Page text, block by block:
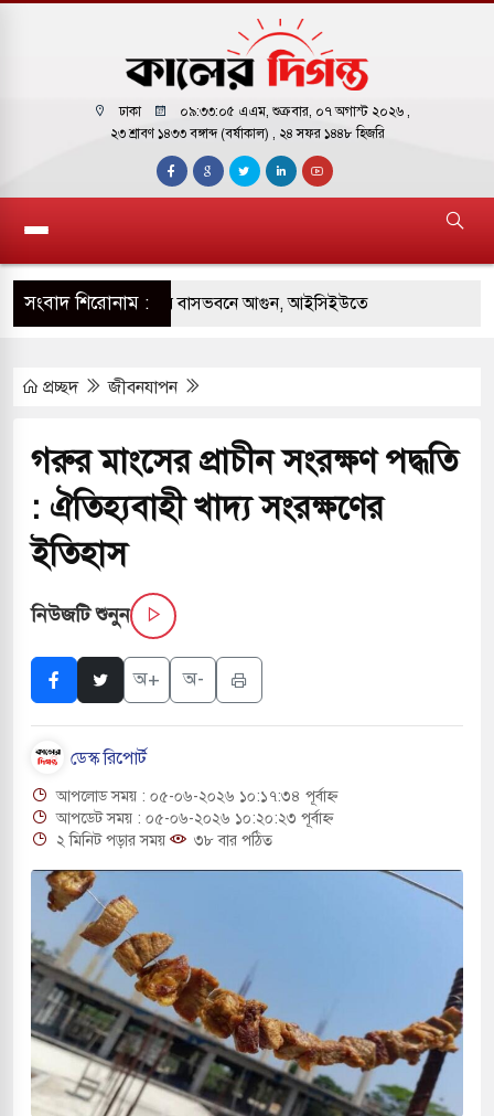
ঢাকা ০৯:৩৩:০৬ এএম, শুক্রবার, ০৭ অগাস্ট ২০২৬ ,
২৩ শ্রাবণ ১৪৩৩ বঙ্গাব্দ (বর্ষাকাল) , ২৪ সফর ১৪৪৮ হিজরি
সংবাদ শিরোনাম :
হাইকমিশনারের বাসভবনে আগুন, আইসিইউতে
হয়ে আসছে ‘স্পেশাল রেসপন্স ব্যাটালিয়ন
মুখোমুখি সংঘর্ষে ৯ জন নিহত
৬ শ্রমিক নিহত, আহত ১৫
গুলিতে শিক্ষক নিহত, হামলাকারীর আত্মহত্যা
মধ্যপ্রাচ্যে ব্ল্যাকআউটের কঠোর হুঁশিয়ারি ইরানের
নিরাপত্তা তল্লাশিতে ছাড় দেওয়া হবে না:
দক্ষিণ কোরিয়ার বন্দি ২৫ শতাংশ বেড়েছে
থাকুক বা না থাকুক, ইরানে একক সামরিক পদক্ষেপের
জুমার বয়ান ও নামাজ পড়াবেন দেওবন্দের
ছাড়লেন জনপ্রিয় ভারতীয় সাংবাদিক ময়ূখ রঞ্জন
প্রচ্ছদ জীবনযাপন
গরুর মাংসের প্রাচীন সংরক্ষণ পদ্ধতি
: ঐতিহ্যবাহী খাদ্য সংরক্ষণের
ইতিহাস
নিউজটি শুনুন
অ+ অ-
ডেস্ক রিপোর্ট
আপলোড সময় : ০৫-০৬-২০২৬ ১০:১৭:৩৪ পূর্বাহ্ন
আপডেট সময় : ০৫-০৬-২০২৬ ১০:২০:২৩ পূর্বাহ্ন
২ মিনিট পড়ার সময়
৩৮ বার পঠিত